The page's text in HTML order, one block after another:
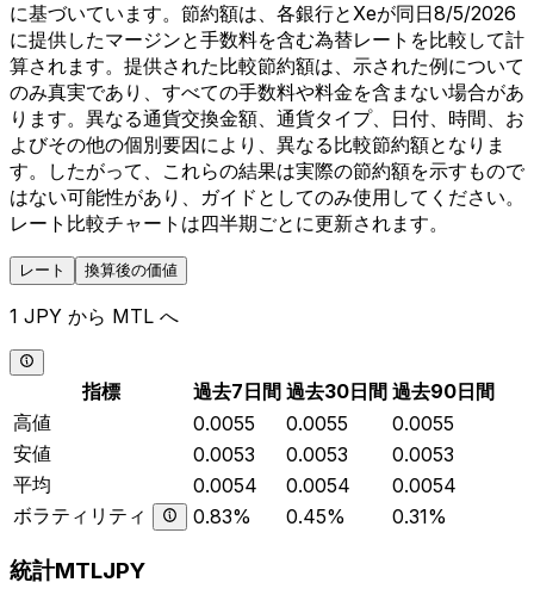
に基づいています。節約額は、各銀行とXeが同日8/5/2026
に提供したマージンと手数料を含む為替レートを比較して計
算されます。提供された比較節約額は、示された例について
のみ真実であり、すべての手数料や料金を含まない場合があ
ります。異なる通貨交換金額、通貨タイプ、日付、時間、お
よびその他の個別要因により、異なる比較節約額となりま
す。したがって、これらの結果は実際の節約額を示すもので
はない可能性があり、ガイドとしてのみ使用してください。
レート比較チャートは四半期ごとに更新されます。
レート 換算後の価値
1 JPY から MTL へ
指標 過去7日間 過去30日間 過去90日間
高値
0.0055 0.0055
0.0055
安値
0.0053 0.0053
0.0053
平均
0.0054 0.0054
0.0054
ボラティリティ
0.83% 0.45% 0.31%
統計MTLJPY